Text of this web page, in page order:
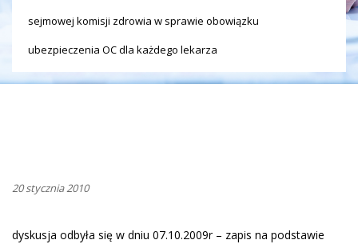
sejmowej komisji zdrowia w sprawie obowiązku
ubezpieczenia OC dla każdego lekarza
20 stycznia 2010
dyskusja odbyła się w dniu 07.10.2009r – zapis na podstawie